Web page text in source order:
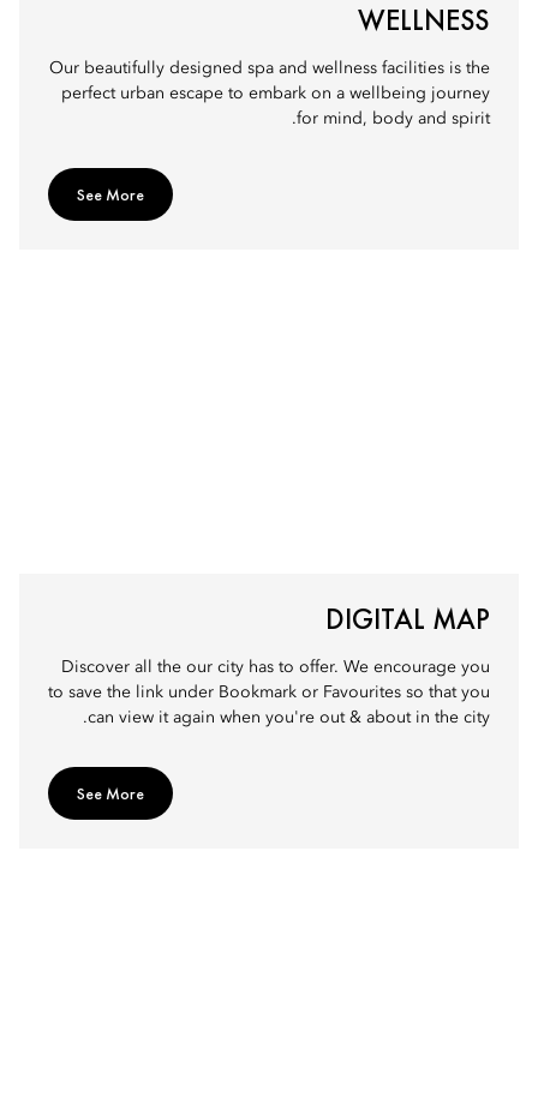
WELLNESS
Our beautifully designed spa and wellness facilities is the
perfect urban escape to embark on a wellbeing journey
for mind, body and spirit.
See More
DIGITAL MAP
Discover all the our city has to offer. We encourage you
to save the link under Bookmark or Favourites so that you
can view it again when you're out & about in the city.
See More